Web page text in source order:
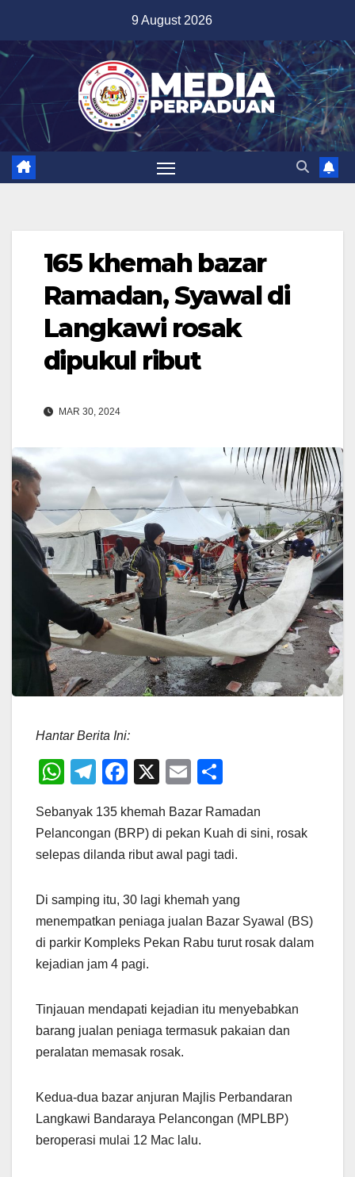
content
9 August 2026
165 khemah bazar
Ramadan, Syawal di
Langkawi rosak
dipukul ribut
MAR 30, 2024
Hantar Berita Ini:
W
at
s
p
p
T
e
gr
m
F
c
e
o
o
k
X
E
ail ar
e
Sebanyak 135 khemah Bazar Ramadan
Pelancongan (BRP) di pekan Kuah di sini, rosak
selepas dilanda ribut awal pagi tadi.
Di samping itu, 30 lagi khemah yang
menempatkan peniaga jualan Bazar Syawal (BS)
di parkir Kompleks Pekan Rabu turut rosak dalam
kejadian jam 4 pagi.
Tinjauan mendapati kejadian itu menyebabkan
barang jualan peniaga termasuk pakaian dan
peralatan memasak rosak.
Kedua-dua bazar anjuran Majlis Perbandaran
Langkawi Bandaraya Pelancongan (MPLBP)
beroperasi mulai 12 Mac lalu.